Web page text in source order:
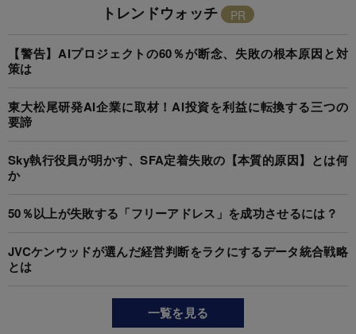
トレンドウォッチ
【警告】AIプロジェクトの60％が断念、失敗の根本原因と対
策は
東大松尾研発AI企業に取材！AI投資を利益に転換する三つの
要諦
Sky執行役員が明かす、SFA定着失敗の【本質的原因】とは何
か
50％以上が失敗する「フリーアドレス」を成功させるには？
JVCケンウッドが選んだ経営判断をラクにするデータ統合戦略
とは
一覧を見る